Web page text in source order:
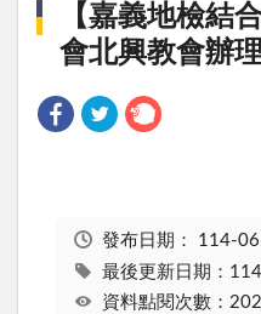
【嘉義地檢結
會北興教會辦
發布日期： 114-
最後更新日期：
資料點閱次數：202